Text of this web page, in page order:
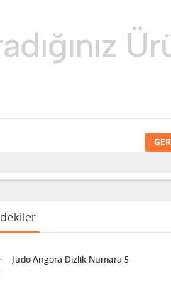
Judo Angora Dizlik Numara 5